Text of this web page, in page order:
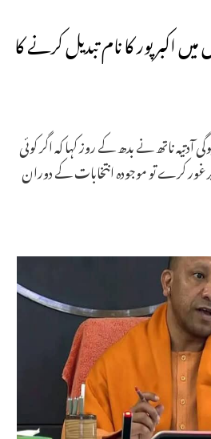
میں اکبر پور کا نام تبدیل کرنے کا
آدتیہ ناتھ نے بدھ کے روز کہا کہ اگر کوئی
غور کرے تو موجودہ انتخابات کے دوران